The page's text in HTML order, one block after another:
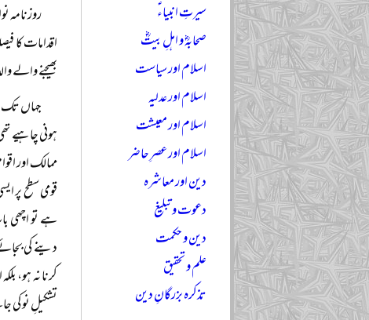
اقدامات کا
بھیجنے والے
جہاں تک
ہونی چاہیے
ممالک اور
قومی سطح پر
ہے تو اچھی
دینے کی
کرنا نہ ہو،
تشکیلِ نو کی
سیرتِ انبیاءؑ
صحابہؓ و اہلِ بیتؓ
اسلام اور سیاست
اسلام اور عدلیہ
اسلام اور معیشت
اسلام اور عصرِ حاضر
دین اور معاشرہ
دعوت و تبلیغ
دین و حکمت
علم و تحقیق
تذکرہ بزرگانِ دین